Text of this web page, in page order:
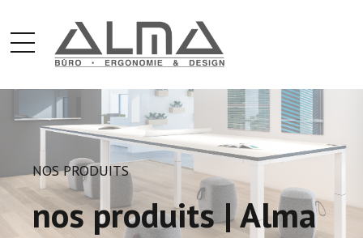
NOS PRODUITS
nos produits | Alma